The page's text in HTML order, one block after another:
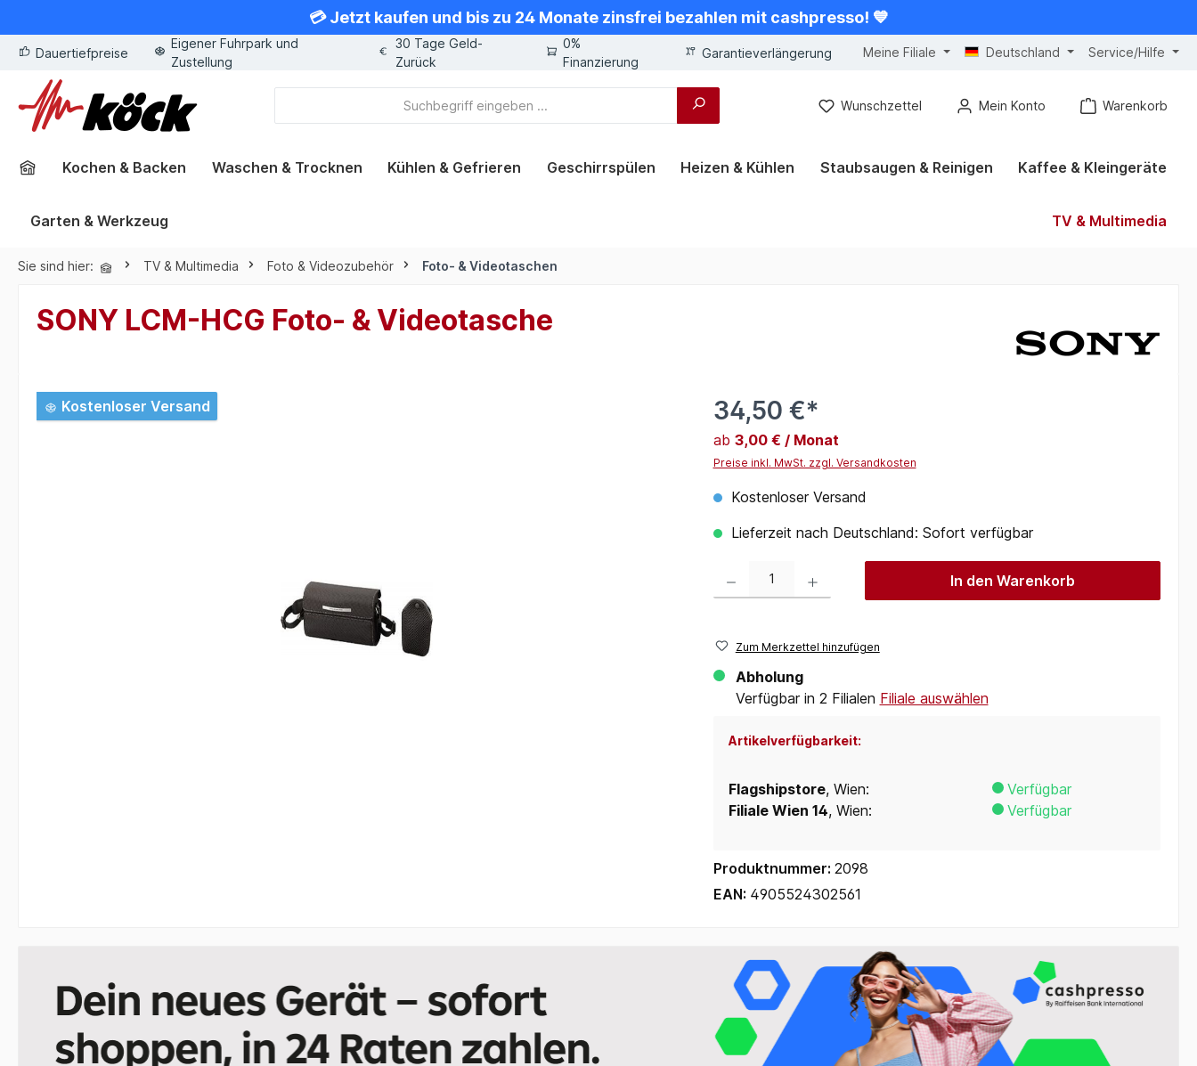
💳 Jetzt kaufen und bis zu 24 Monate zinsfrei bezahlen mit cashpresso! 💙
Dauertiefpreise
Eigener Fuhrpark und
Zustellung
30 Tage Geld-
Zurück
0%
Finanzierung
Garantieverlängerung Meine Filiale Deutschland Service/Hilfe
Wunschzettel Mein Konto Warenkorb
Kochen & Backen Waschen & Trocknen Kühlen & Gefrieren Geschirrspülen Heizen & Kühlen Staubsaugen & Reinigen Kaffee & Kleingeräte
Garten & Werkzeug TV & Multimedia
Sie sind hier: TV & Multimedia Foto & Videozubehör Foto- & Videotaschen
SONY LCM-HCG Foto- & Videotasche
Bildergalerie überspringen
Kostenloser Versand 34,50 €*
ab 3,00 € / Monat
Preise inkl. MwSt. zzgl. Versandkosten
Kostenloser Versand
Lieferzeit nach Deutschland: Sofort verfügbar
In den Warenkorb
Zum Merkzettel hinzufügen
Abholung
Verfügbar in 2 Filialen Filiale auswählen
Artikelverfügbarkeit:
Flagshipstore, Wien:
Verfügbar
Filiale Wien 14, Wien: Verfügbar
Produktnummer: 2098
EAN: 4905524302561